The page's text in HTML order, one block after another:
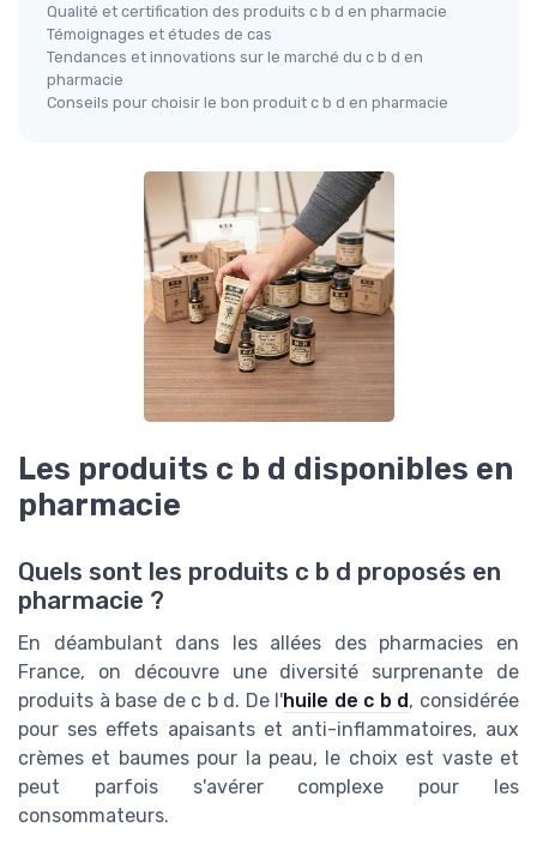
Qualité et certification des produits c b d en pharmacie
Témoignages et études de cas
Tendances et innovations sur le marché du c b d en
pharmacie
Conseils pour choisir le bon produit c b d en pharmacie
Les produits c b d disponibles en
pharmacie
Quels sont les produits c b d proposés en
pharmacie ?
En déambulant dans les allées des pharmacies en
France, on découvre une diversité surprenante de
produits à base de c b d. De l'huile de c b d , considérée
pour ses effets apaisants et anti-inflammatoires, aux
crèmes et baumes pour la peau, le choix est vaste et
peut parfois s'avérer complexe pour les
consommateurs.